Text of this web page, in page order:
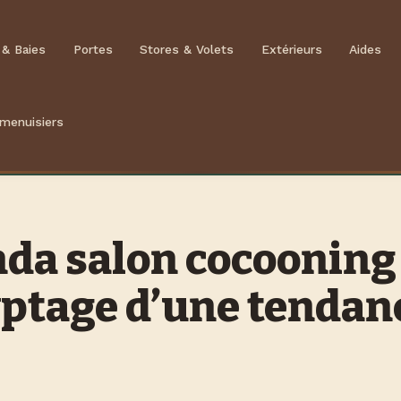
Baies Portes Stores & Volets Extérieurs Aides
salon cocooning
d’une